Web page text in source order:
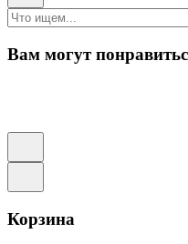
Вам могут
Корзина